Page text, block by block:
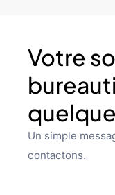
Votre
Un simple
contactons.